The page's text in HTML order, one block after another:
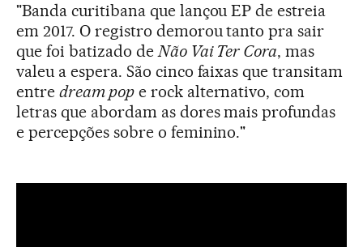
"Banda curitibana que lançou EP de estreia
em 2017. O registro demorou tanto pra sair
que foi batizado deNão Vai Ter Cora, mas
valeu a espera. São cinco faixas que transitam
entre dream pope rock alternativo, com
letras que abordam as dores mais profundas
e percepções sobre o feminino."